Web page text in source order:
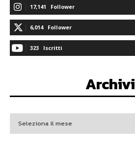
17,141 Follower
6,014 Follower
323 Iscritti
Archivi